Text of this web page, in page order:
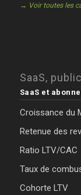
→ Voir toutes les
SaaS,
SaaS et
Croissance du
Retenue des
Ratio LTV/CAC
Taux de
Cohorte LTV